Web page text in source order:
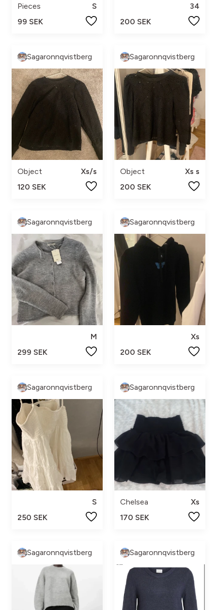
Pieces
S
99 SEK
34
200 SEK
Sagaronnqvistberg
Object
Xs/s
120 SEK
Sagaronnqvistberg
Object
Xs s
200 SEK
Sagaronnqvistberg
M
299 SEK
Sagaronnqvistberg
Xs
200 SEK
Sagaronnqvistberg
S
250 SEK
Sagaronnqvistberg
Chelsea
Xs
170 SEK
Sagaronnqvistberg Sagaronnqvistberg